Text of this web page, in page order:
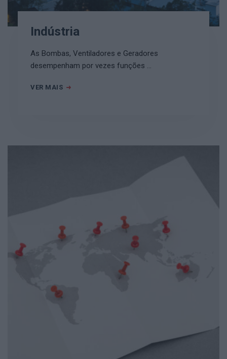
Indústria
As Bombas, Ventiladores e Geradores
desempenham por vezes funções …
VER MAIS